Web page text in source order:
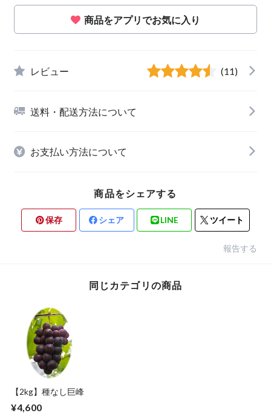
商品をアプリでお気に入り
レビュー (11)
送料・配送方法について
お支払い方法について
商品をシェアする
保存 シェア LINE ツイート
報告する
同じカテゴリの商品
【2kg】種なし巨峰
¥4,600